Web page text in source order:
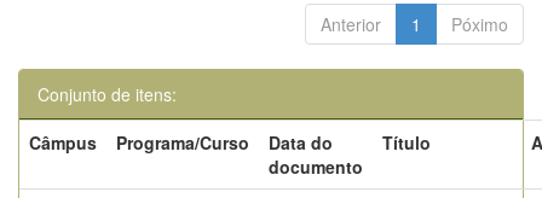
Anterior 1 Póximo
Conjunto de itens:
Câmpus
Programa/Curso
Data do
documento
Título